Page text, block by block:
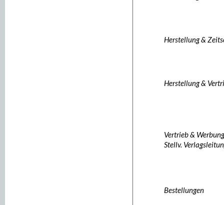
Herstellung &
Herstellung &
Vertrieb & Werbung
Stellv.
Bestellungen